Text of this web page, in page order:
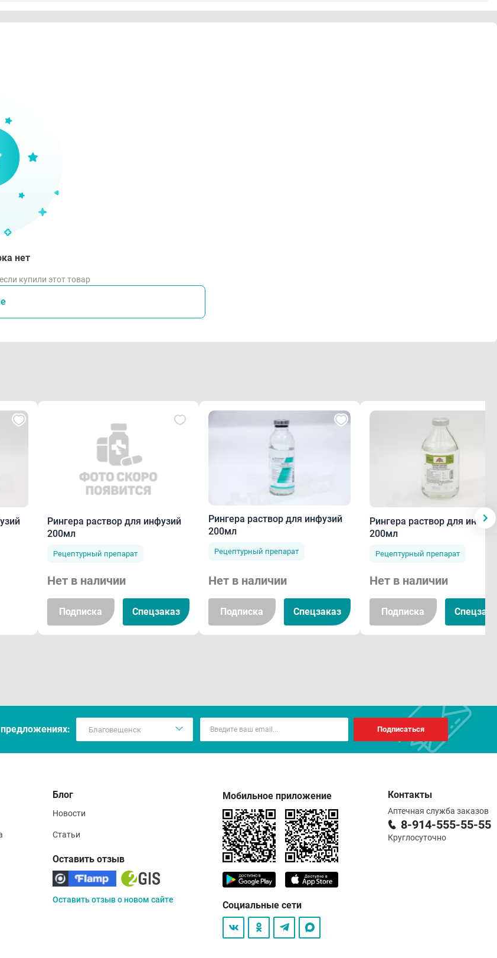
нет
купили этот товар
Рингера раствор для инфузий
200мл
Рецептурный препарат
Нет в наличии
Подписка Спецзаказ
Рингера раствор для инфузий
200мл
Рецептурный препарат
Нет в наличии
Подписка Спецзаказ
Рингера раствор для
200мл
Рецептурный препарат
Нет в наличии
Подписка
Подписаться
Блог
Новости
Статьи
Оставить отзыв
Оставить отзыв о новом сайте
Мобильное приложение
Социальные сети
Контакты
Аптечная служба заказов
8-914-555-55-55
Круглосуточно